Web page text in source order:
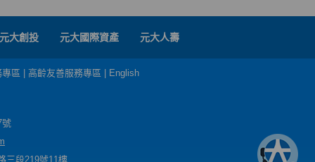
元大創投 元大國際資產 元大人壽
區 高齡友善服務專區 English
號
三段219號11樓